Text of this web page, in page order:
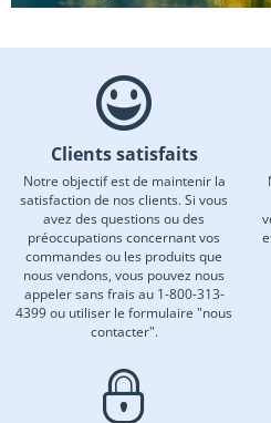
Clients satisfaits
Notre objectif est de maintenir la
satisfaction de nos clients. Si vous
avez des questions ou des
préoccupations concernant vos
commandes ou les produits que
nous vendons, vous pouvez nous
appeler sans frais au 1-800-313-
4399 ou utiliser le formulaire "nous
contacter".